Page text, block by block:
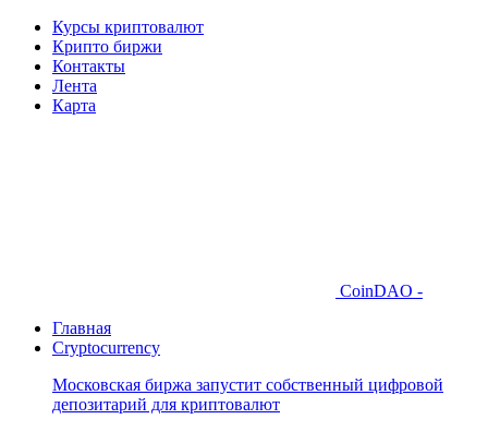
Курсы криптовалют
Крипто биржи
Контакты
Лента
Карта
CoinDAO -
Главная
Cryptocurrency
Московская биржа запустит собственный цифровой
депозитарий для криптовалют